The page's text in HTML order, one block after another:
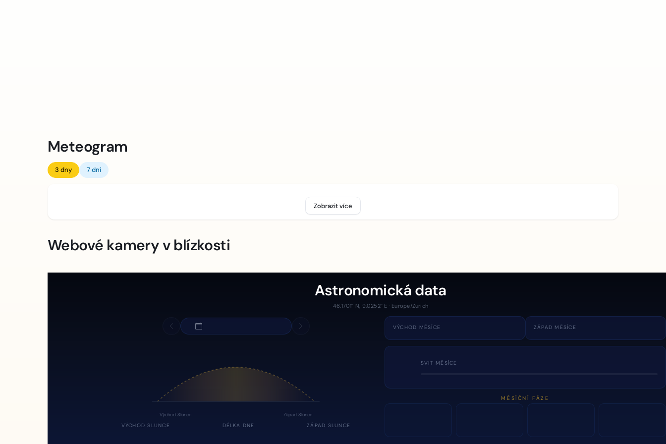
Meteogram
3 dny 7 dní
Zobrazit více
Webové kamery v blízkosti
Astronomická data
46.1701° N, 9.0252° E · Europe/Zurich
Východ Slunce Západ Slunce
VÝCHOD SLUNCE DÉLKA DNE ZÁPAD SLUNCE
VÝCHOD MĚSÍCE ZÁPAD MĚSÍCE
SVIT MĚSÍCE
MĚSÍČNÍ FÁZE